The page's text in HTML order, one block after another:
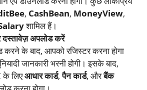
, CashBean, MoneyView,
शामिल हैं।
दस्तावेज़ अपलोड करें
करने के बाद, आपको रजिस्टर करना होगा
जानकारी भरनी होगी। इसके बाद,
के लिएआधार कार्ड,पैन कार्ड, औरबैंक